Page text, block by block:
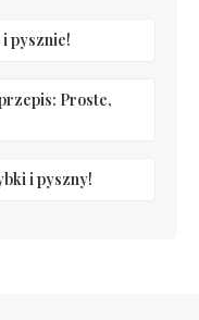
pysznie!
Proste,
i pyszny!